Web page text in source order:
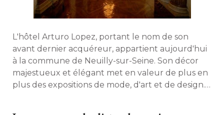
L'hôtel Arturo Lopez, portant le nom de son
avant dernier acquéreur, appartient aujourd'hui
à la commune de Neuilly-sur-Seine. Son décor
majestueux et élégant met en valeur de plus en
plus des expositions de mode, d'art et de design.